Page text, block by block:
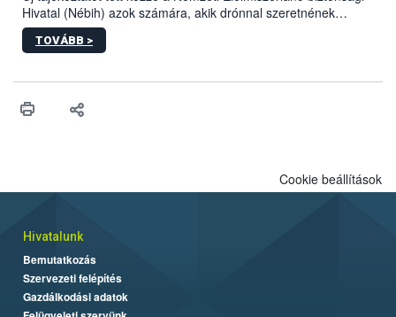
jelenthetnek kockázatot a fogyasztó egészségére nézve.
Hivatal (Nébih) azok számára, akik drónnal szeretnének
növényvédelmi vagy tápanyag-gazdálkodási tevékenységet
végezni Magyarországon. Az összefoglaló részletesen
műszaki és hatósági feltételek.
TOVÁBB >
Cookie beállítások
Hivatalunk
Bemutatkozás
Szervezeti felépítés
Gazdálkodási adatok